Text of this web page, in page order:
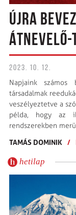
ÚJRA
ÁTNEVELŐ-
2023. 10. 12.
Napjaink
társadalmak
veszélyeztetve a
példa, hogy az
rendszerekben
TAMÁS DOMINIK
/
hetilap